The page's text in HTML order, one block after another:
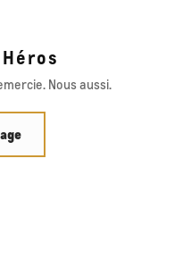
Nous aussi.